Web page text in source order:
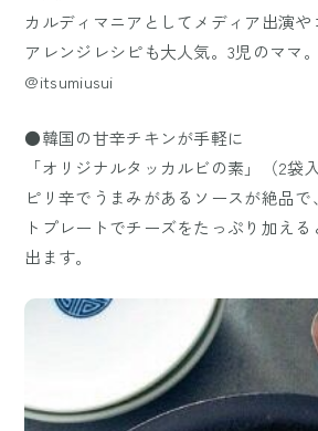
カルディマニアとしてメディア出演や
アレンジレシピも大人気。3児のママ
@itsumiusui
●韓国の甘辛チキンが手軽に
「オリジナルタッカルビの素」（2袋入
ピリ辛でうまみがあるソースが絶品
トプレートでチーズをたっぷり加え
出ます。